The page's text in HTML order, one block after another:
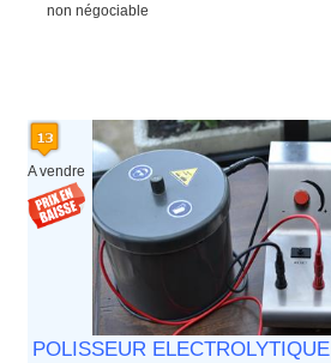
non négociable
A vendre
POLISSEUR ELECTROLYTIQUE